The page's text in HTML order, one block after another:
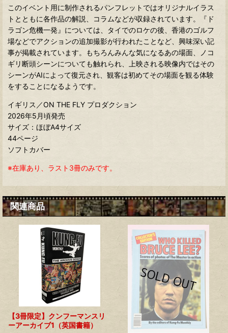
このイベント用に制作されるパンフレットではオリジナルイラス
トとともに各作品の解説、コラムなどが収録されています。『ド
ラゴン危機一発』については、タイでのロケの後、香港のゴルフ
場などでアクションの追加撮影が行われたことなど、興味深い記
事が掲載されています。もちろんみんな気になるあの場面、ノコ
ギリ断頭シーンについても触れられ、上映される映像内ではその
シーンがAIによって復元され、観客は初めてその場面を観る体験
をすることになるようです。
イギリス／ON THE FLY プロダクション
2026年5月頃発売
サイズ：ほぼA4サイズ
44ページ
ソフトカバー
※在庫あり、ラスト3冊のみです。
関連商品
【3冊限定】クンフーマンスリ
ーアーカイブ1（英国書籍）